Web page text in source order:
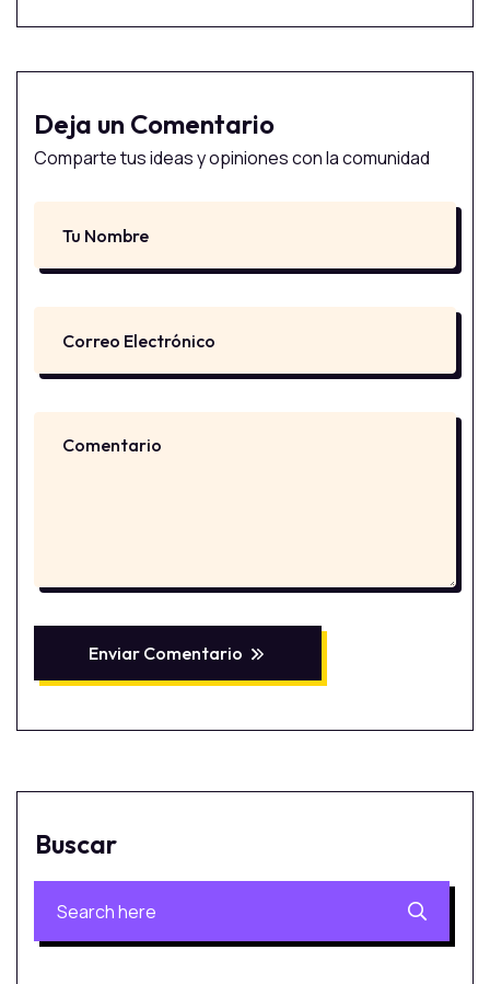
Deja un Comentario
Comparte tus ideas y opiniones con la comunidad
Enviar Comentario
Buscar